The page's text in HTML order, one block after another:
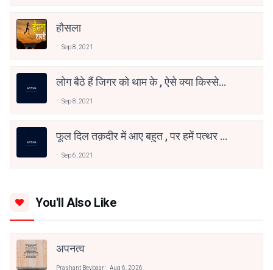
हौसला
Sep 8, 2021
लोग बैठे हैं जिगर को थाम के , ऐसे क्या किस्से
Sep 8, 2021
फूल दिल तक़दीर में आए बहुत , पर हमें पत्थर के
Sep 6, 2021
You'll Also Like
अपनत्व
Prashant Beybaar Aug 6, 2026